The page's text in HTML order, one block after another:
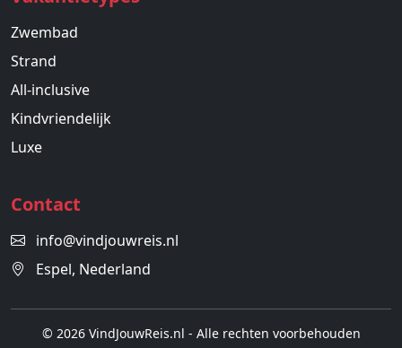
Zwembad
Strand
All-inclusive
Kindvriendelijk
Luxe
Contact
info@vindjouwreis.nl
Espel, Nederland
© 2026 VindJouwReis.nl - Alle rechten voorbehouden